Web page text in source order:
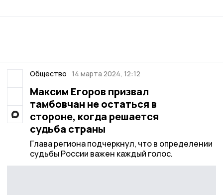
Общество 14 марта 2024, 12:12
Максим Егоров призвал
тамбовчан не остаться в
стороне, когда решается
судьба страны
Глава региона подчеркнул, что в определении
судьбы России важен каждый голос.